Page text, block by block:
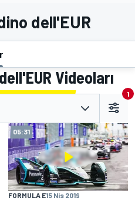
dell'EUR
Videoları
1
05:31
FORMULA E15 Nis 2019